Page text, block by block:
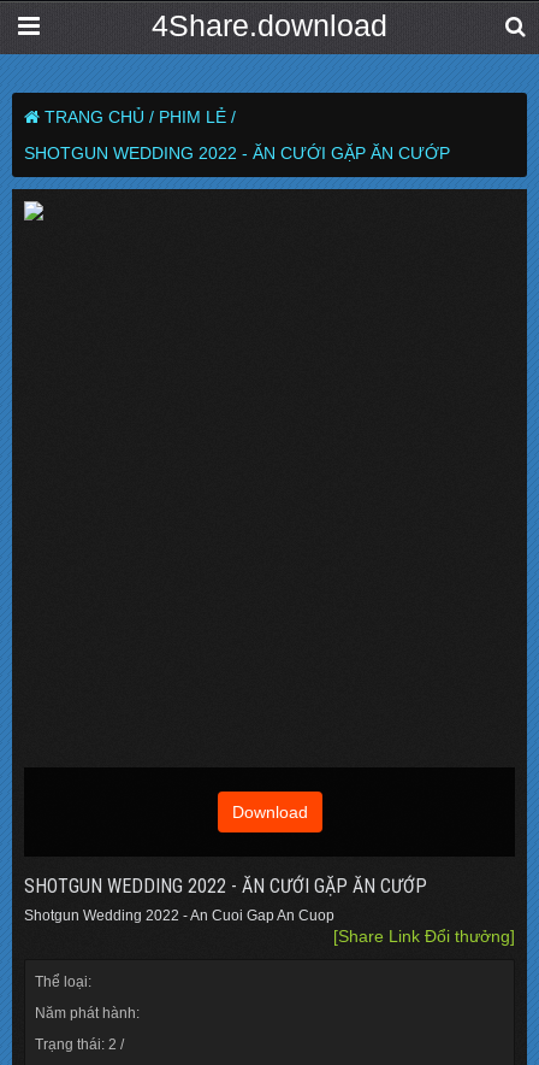
4Share.download
TRANG CHỦ / PHIM LẺ /
SHOTGUN WEDDING 2022 - ĂN CƯỚI GẶP ĂN CƯỚP
Download
SHOTGUN WEDDING 2022 - ĂN CƯỚI GẶP ĂN CƯỚP
Shotgun Wedding 2022 - An Cuoi Gap An Cuop
[Share Link Đổi thưởng]
Thể loại:
Năm phát hành:
Trạng thái: 2 /